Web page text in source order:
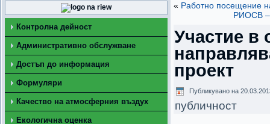
Контролна дейност
Административно обслужване
Достъп до информация
Формуляри
Качество на атмосферния въздух
Екологична оценка
« Работно посещение
РИОСВ –
Участие в
проект
Публикувано на
публичност